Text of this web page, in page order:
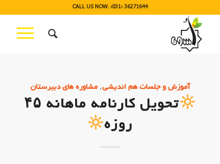
CALL US NOW: (031) 36271644
آموزش و جلسات هم اندیشی,مشاوره های دبیرستان
تحویل کارنامه ماهانه ۴۵
روزه